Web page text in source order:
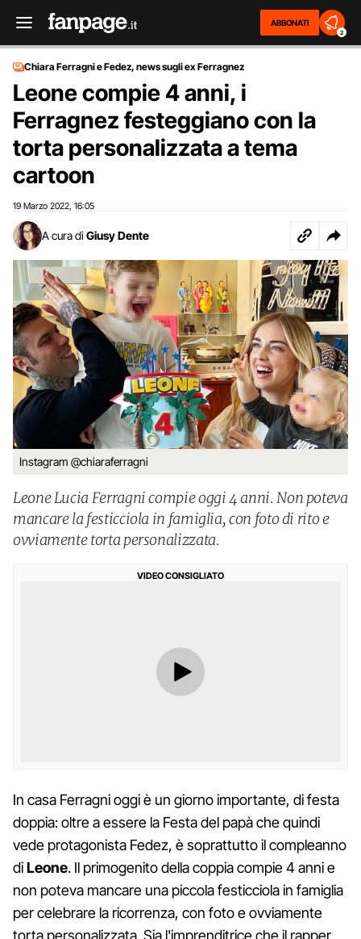
ABBONATI
2
Chiara Ferragni e Fedez, news sugli ex Ferragnez
Leone compie 4 anni, i
Ferragnez festeggiano con la
torta personalizzata a tema
cartoon
19 Marzo 2022 16:05
A cura di Giusy Dente
Instagram @chiaraferragni
Leone Lucia Ferragni compie oggi 4 anni. Non poteva
mancare la festicciola in famiglia, con foto di rito e
ovviamente torta personalizzata.
VIDEO CONSIGLIATO
In casa Ferragni oggi è un giorno importante, di festa
doppia: oltre a essere la Festa del papà che quindi
vede protagonista Fedez, è soprattutto il compleanno
diLeone. Il primogenito della coppia compie 4 anni e
non poteva mancare una piccola festicciola in famiglia
per celebrare la ricorrenza, con foto e ovviamente
torta personalizzata. Sia l'imprenditrice che il rapper